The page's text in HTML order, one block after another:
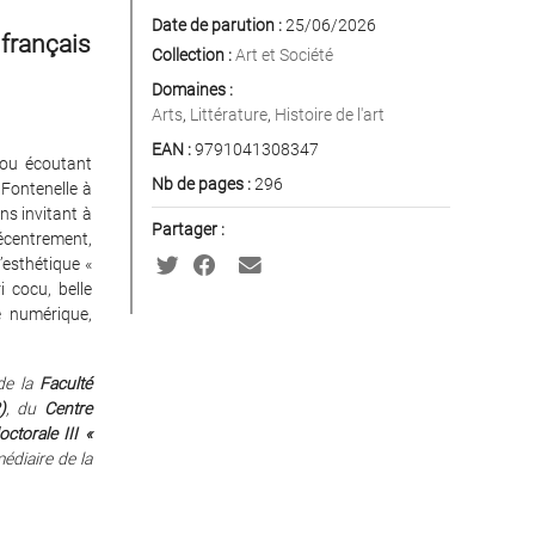
écoutant
à
invitant à
«
cocu, belle
la Faculté
, du Centre
III «
de la
Date de parution :25/06/2026
Collection : Art et Société
Domaines :
Arts, Littérature, Histoire de l'art
EAN :9791041308347
Nb de pages :296
Partager :